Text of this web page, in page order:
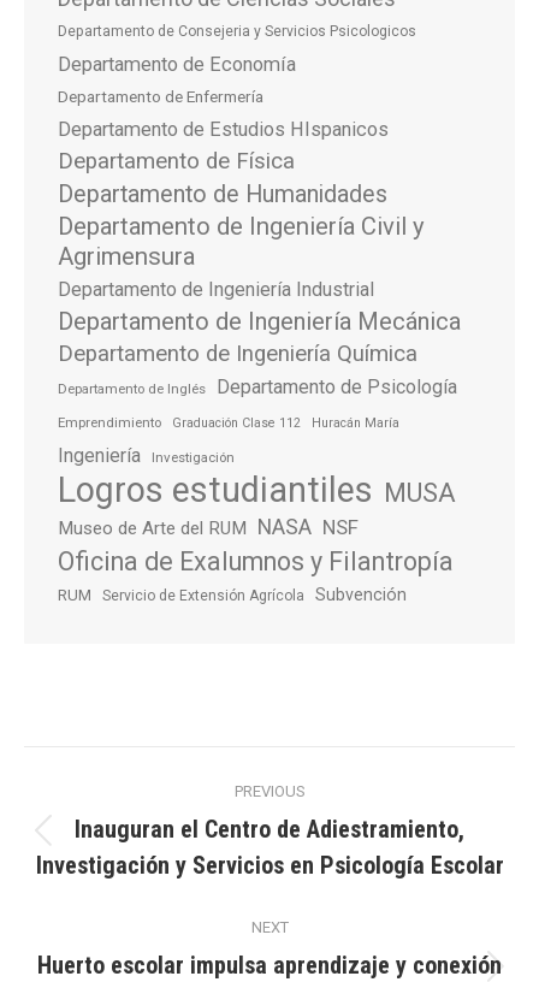
Departamento de Consejeria y Servicios Psicologicos
Departamento de Economía
Departamento de Enfermería
Departamento de Estudios HIspanicos
Departamento de Física
Departamento de Humanidades
Departamento de Ingeniería Civil y
Agrimensura
Departamento de Ingeniería Industrial
Departamento de Ingeniería Mecánica
Departamento de Ingeniería Química
Departamento de Inglés Departamento de Psicología
Emprendimiento Graduación Clase 112 Huracán María
Ingeniería Investigación
Logros estudiantiles MUSA
Museo de Arte del RUM NASA NSF
Oficina de Exalumnos y Filantropía
RUM Servicio de Extensión Agrícola Subvención
navigation
PREVIOUS
post:
Inauguran el Centro de Adiestramiento,
Investigación y Servicios en Psicología Escolar
NEXT
Huerto escolar impulsa aprendizaje y conexión